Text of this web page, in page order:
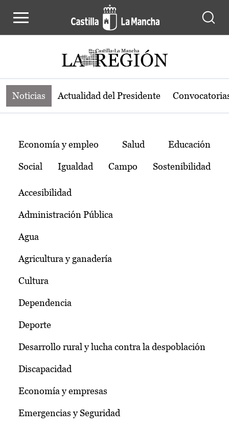
Noticias de la región de Castilla-La
Noticias Actualidad del Presidente
Temas
Economía y empleo Salud Educación
Social Igualdad Campo Sostenibilidad
Accesibilidad
Administración Pública
Agua
Agricultura y ganadería
Cultura
Dependencia
Deporte
Desarrollo rural y lucha contra la despoblación
Discapacidad
Economía y empresas
Emergencias y Seguridad